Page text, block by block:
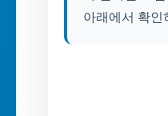
아래에서 확인